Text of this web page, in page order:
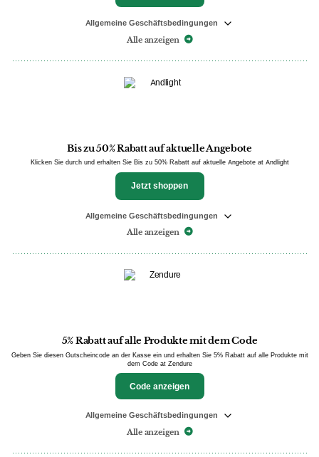
Allgemeine Geschäftsbedingungen
Alle anzeigen
Bis zu 50% Rabatt auf aktuelle Angebote
Klicken Sie durch und erhalten Sie Bis zu 50% Rabatt auf aktuelle Angebote at Andlight
Jetzt shoppen
Allgemeine Geschäftsbedingungen
Alle anzeigen
5% Rabatt auf alle Produkte mit dem Code
Geben Sie diesen Gutscheincode an der Kasse ein und erhalten Sie 5% Rabatt auf alle Produkte mit
dem Code at Zendure
Code anzeigen
Allgemeine Geschäftsbedingungen
Alle anzeigen